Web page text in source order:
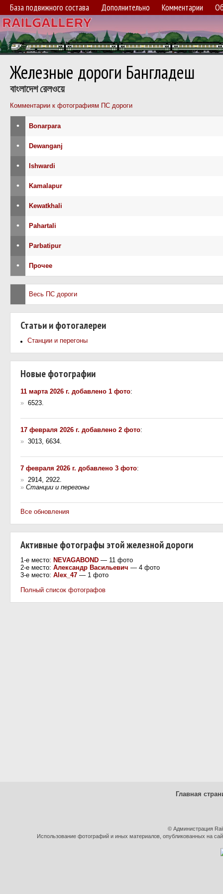
База подвижного состава Дополнительно Комментарии
Железные дороги Бангладеш
বাংলাদেশ রেলওয়ে
Комментарии к фотографиям ПС дороги
• Bonarpara
• Dewanganj
• Ishwardi
• Kamalapur
• Kewatkhali
• Pahartali
• Parbatipur
• Прочее
Весь ПС дороги
Статьи и фотогалереи
Станции и перегоны
Новые фотографии
11 марта 2026 г. добавлено 1 фото:
» 6523.
17 февраля 2026 г. добавлено 2 фото:
» 3013, 6634.
7 февраля 2026 г. добавлено 3 фото:
» 2914, 2922.
» Станции и перегоны
Все обновления
Активные фотографы этой железной дороги
1-е место: NEVAGABOND — 11 фото
2-е место: Александр Васильевич — 4 фото
3-е место: Alex_47 — 1 фото
Полный список фотографов
Главная
© Администрация
Использование фотографий и иных материалов, опубликованных на